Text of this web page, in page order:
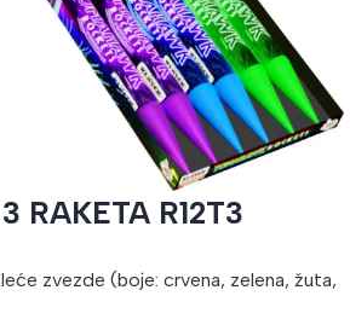
бисте увећали
RAKETA R12T3
zvezde (boje: crvena, zelena, žuta,